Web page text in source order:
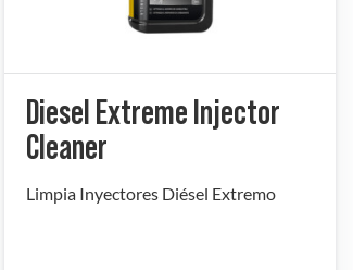
Diesel Extreme Injector
Cleaner
Limpia Inyectores Diésel Extremo